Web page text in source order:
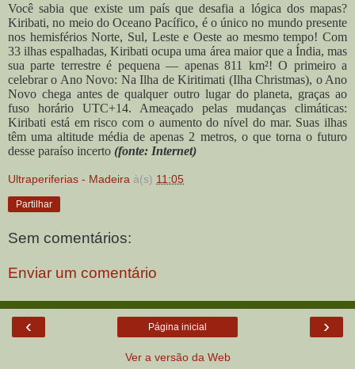
Você sabia que existe um país que desafia a lógica dos mapas?
Kiribati, no meio do Oceano Pacífico, é o único no mundo presente
nos hemisférios Norte, Sul, Leste e Oeste ao mesmo tempo! Com
33 ilhas espalhadas, Kiribati ocupa uma área maior que a Índia, mas
sua parte terrestre é pequena — apenas 811 km²! O primeiro a
celebrar o Ano Novo: Na Ilha de Kiritimati (Ilha Christmas), o Ano
Novo chega antes de qualquer outro lugar do planeta, graças ao
fuso horário UTC+14. Ameaçado pelas mudanças climáticas:
Kiribati está em risco com o aumento do nível do mar. Suas ilhas
têm uma altitude média de apenas 2 metros, o que torna o futuro
desse paraíso incerto (fonte: Internet)
Ultraperiferias - Madeira à(s) 11:05
Partilhar
Sem comentários:
Enviar um comentário
‹ ›
Página inicial
Ver a versão da Web